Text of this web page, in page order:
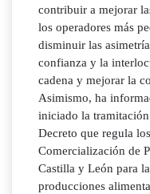
contribuir a mejorar
los operadores más
disminuir las
confianza y la
cadena y mejorar la
Asimismo, ha
iniciado la
Decreto que regula
Comercialización de
Castilla y León para
producciones